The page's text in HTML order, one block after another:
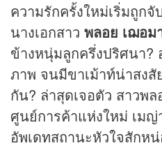
ความรักครั้งใหม่เริ่มถูก
นางเอกสาว พลอย เฌอม
ข้างหนุ่มลูกครึ่งปริศนา?
ภาพ จนมีขาเม้าท์น่าสง
กัน? ล่าสุดเจอตัว สาวพ
ศูนย์การค้าแห่งใหม่ เมญ่
อัพเดทสถานะหัวใจสักห